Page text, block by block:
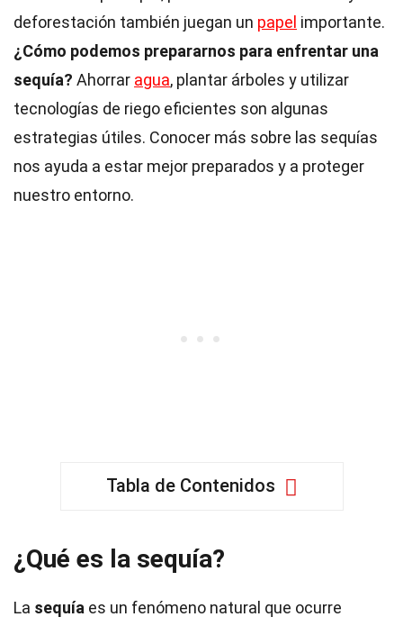
deforestación también juegan un papel importante.
¿Cómo podemos prepararnos para enfrentar una
sequía? Ahorrar agua, plantar árboles y utilizar
tecnologías de riego eficientes son algunas
estrategias útiles. Conocer más sobre las sequías
nos ayuda a estar mejor preparados y a proteger
nuestro entorno.
Tabla de Contenidos
¿Qué es la sequía?
La sequía es un fenómeno natural que ocurre